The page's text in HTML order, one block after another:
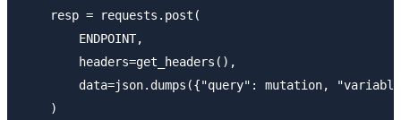
    resp = requests.post(
        ENDPOINT,
        headers=get_headers(),
data=json.dumps({"query": mutation,
    )